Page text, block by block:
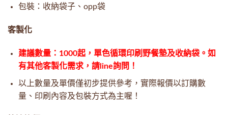
包裝：收納袋子、opp袋
客製化
建議數量：1000起，單色循環印刷野餐墊及收納袋。如
有其他客製化需求，請line詢問！
以上數量及單價僅初步提供參考，實際報價以訂購數
量、印刷內容及包裝方式為主喔！